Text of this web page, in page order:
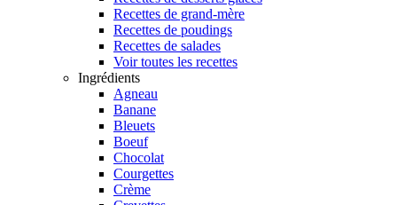
Recettes de grand-mère
Recettes de poudings
Recettes de salades
Voir toutes les recettes
Ingrédients
Agneau
Banane
Bleuets
Boeuf
Chocolat
Courgettes
Crème